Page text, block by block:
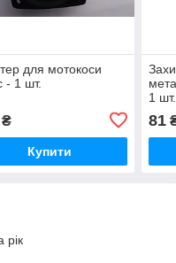
для мотокоси
- 1 шт.
Купити
1 шт.
81
рік